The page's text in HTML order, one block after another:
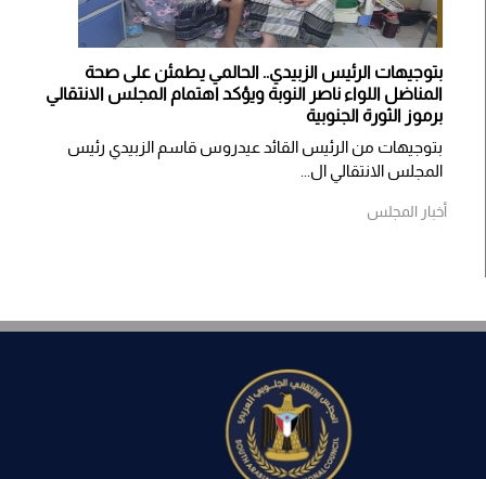
بتوجيهات الرئيس الزبيدي.. الحالمي يطمئن على صحة
المناضل اللواء ناصر النوبة ويؤكد اهتمام المجلس الانتقالي
برموز الثورة الجنوبية
بتوجيهات من الرئيس القائد عيدروس قاسم الزبيدي رئيس
المجلس الانتقالي ال...
أخبار المجلس